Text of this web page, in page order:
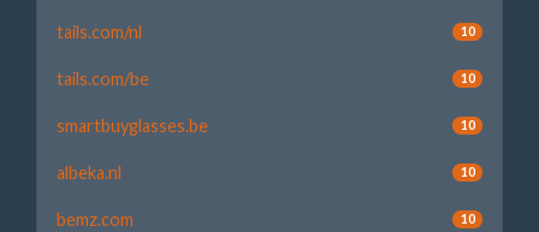
tails.com/nl 10
tails.com/be 10
smartbuyglasses.be 10
albeka.nl 10
bemz.com 10